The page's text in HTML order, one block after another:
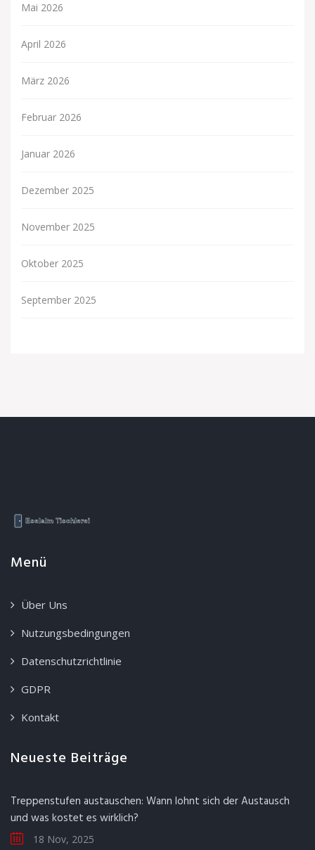
Mai 2026
April 2026
März 2026
Februar 2026
Januar 2026
Dezember 2025
November 2025
Oktober 2025
September 2025
Menü
Über Uns
Nutzungsbedingungen
Datenschutzrichtlinie
GDPR
Kontakt
Neueste Beiträge
Treppenstufen austauschen: Wann lohnt sich der Austausch
und was kostet es wirklich?
18 Nov, 2025